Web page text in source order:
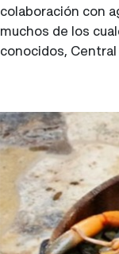
colaboración con
muchos de los
conocidos,